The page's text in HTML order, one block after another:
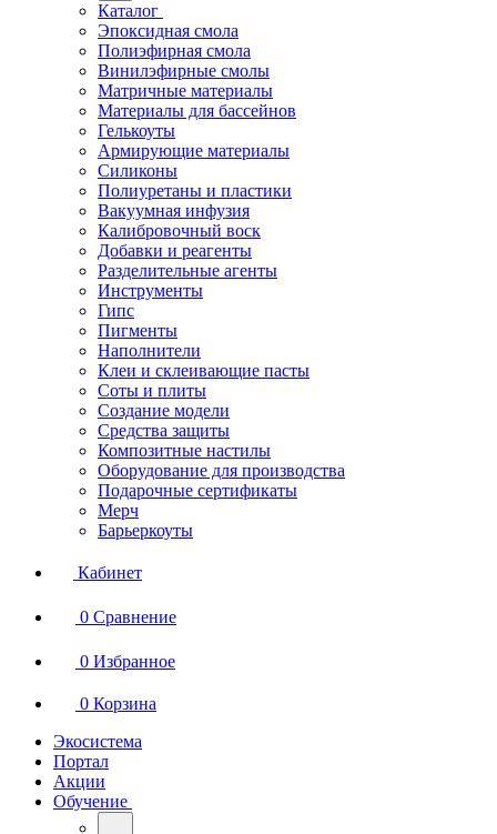
Каталог
Эпоксидная смола
Полиэфирная смола
Винилэфирные смолы
Матричные материалы
Материалы для бассейнов
Гелькоуты
Армирующие материалы
Силиконы
Полиуретаны и пластики
Вакуумная инфузия
Калибровочный воск
Добавки и реагенты
Разделительные агенты
Инструменты
Гипс
Пигменты
Наполнители
Клеи и склеивающие пасты
Соты и плиты
Создание модели
Средства защиты
Композитные настилы
Оборудование для производства
Подарочные сертификаты
Мерч
Барьеркоуты
Кабинет
0 Сравнение
0 Избранное
0 Корзина
Экосистема
Портал
Акции
Обучение